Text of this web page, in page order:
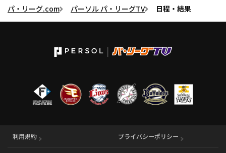
パ・リーグ.com パーソル パ・リーグTV 日程・結果
利用規約 プライバシーポリシー